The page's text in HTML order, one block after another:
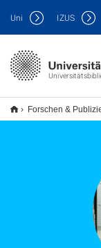
Uni IZUS
Forschen &